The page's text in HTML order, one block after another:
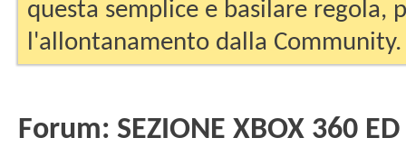
questa semplice e basilare regola,
l'allontanamento dalla Community.
Forum: SEZIONE XBOX 360